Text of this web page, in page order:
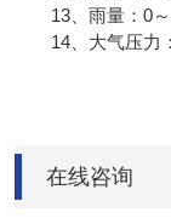
13、雨量：0～
14、大气压力：
在线咨询